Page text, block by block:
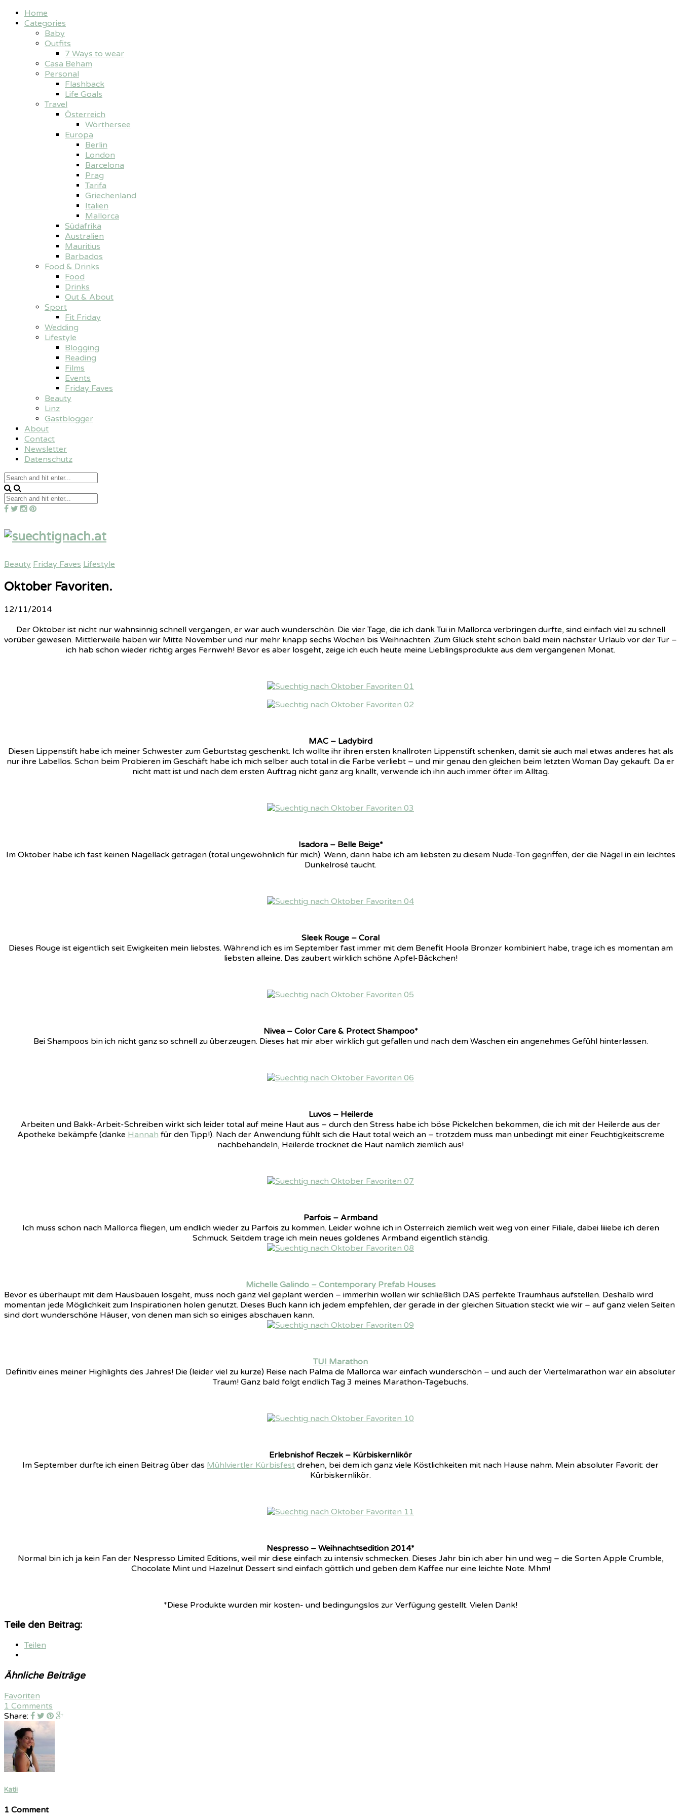
Home
Categories
Baby
Outfits
7 Ways to wear
Casa Beham
Personal
Flashback
Life Goals
Travel
Österreich
Wörthersee
Europa
Berlin
London
Barcelona
Prag
Tarifa
Griechenland
Italien
Mallorca
Südafrika
Australien
Mauritius
Barbados
Food & Drinks
Food
Drinks
Out & About
Sport
Fit Friday
Wedding
Lifestyle
Blogging
Reading
Films
Events
Friday Faves
Beauty
Linz
Gastblogger
About
Contact
Newsletter
Datenschutz
Beauty Friday Faves Lifestyle
Oktober Favoriten.
12/11/2014
Der Oktober ist nicht nur wahnsinnig schnell vergangen, er war auch wunderschön. Die vier Tage, die ich dank Tui in Mallorca verbringen durfte, sind einfach viel zu schnell
vorüber gewesen. Mittlerweile haben wir Mitte November und nur mehr knapp sechs Wochen bis Weihnachten. Zum Glück steht schon bald mein nächster Urlaub vor der Tür –
ich hab schon wieder richtig arges Fernweh! Bevor es aber losgeht, zeige ich euch heute meine Lieblingsprodukte aus dem vergangenen Monat.
MAC – Ladybird
Diesen Lippenstift habe ich meiner Schwester zum Geburtstag geschenkt. Ich wollte ihr ihren ersten knallroten Lippenstift schenken, damit sie auch mal etwas anderes hat als
nur ihre Labellos. Schon beim Probieren im Geschäft habe ich mich selber auch total in die Farbe verliebt – und mir genau den gleichen beim letzten Woman Day gekauft. Da er
nicht matt ist und nach dem ersten Auftrag nicht ganz arg knallt, verwende ich ihn auch immer öfter im Alltag.
Isadora – Belle Beige*
Im Oktober habe ich fast keinen Nagellack getragen (total ungewöhnlich für mich). Wenn, dann habe ich am liebsten zu diesem Nude-Ton gegriffen, der die Nägel in ein leichtes
Dunkelrosé taucht.
Sleek Rouge – Coral
Dieses Rouge ist eigentlich seit Ewigkeiten mein liebstes. Während ich es im September fast immer mit dem Benefit Hoola Bronzer kombiniert habe, trage ich es momentan am
liebsten alleine. Das zaubert wirklich schöne Apfel-Bäckchen!
Nivea – Color Care & Protect Shampoo*
Bei Shampoos bin ich nicht ganz so schnell zu überzeugen. Dieses hat mir aber wirklich gut gefallen und nach dem Waschen ein angenehmes Gefühl hinterlassen.
Luvos – Heilerde
Arbeiten und Bakk-Arbeit-Schreiben wirkt sich leider total auf meine Haut aus – durch den Stress habe ich böse Pickelchen bekommen, die ich mit der Heilerde aus der
Apotheke bekämpfe (danke Hannah für den Tipp!). Nach der Anwendung fühlt sich die Haut total weich an – trotzdem muss man unbedingt mit einer Feuchtigkeitscreme
nachbehandeln, Heilerde trocknet die Haut nämlich ziemlich aus!
Parfois – Armband
Ich muss schon nach Mallorca fliegen, um endlich wieder zu Parfois zu kommen. Leider wohne ich in Österreich ziemlich weit weg von einer Filiale, dabei liiiebe ich deren
Schmuck. Seitdem trage ich mein neues goldenes Armband eigentlich ständig.
Michelle Galindo – Contemporary Prefab Houses
Bevor es überhaupt mit dem Hausbauen losgeht, muss noch ganz viel geplant werden – immerhin wollen wir schließlich DAS perfekte Traumhaus aufstellen. Deshalb wird
momentan jede Möglichkeit zum Inspirationen holen genutzt. Dieses Buch kann ich jedem empfehlen, der gerade in der gleichen Situation steckt wie wir – auf ganz vielen Seiten
sind dort wunderschöne Häuser, von denen man sich so einiges abschauen kann.
TUI Marathon
Definitiv eines meiner Highlights des Jahres! Die (leider viel zu kurze) Reise nach Palma de Mallorca war einfach wunderschön – und auch der Viertelmarathon war ein absoluter
Traum! Ganz bald folgt endlich Tag 3 meines Marathon-Tagebuchs.
Erlebnishof Reczek – Kürbiskernlikör
Im September durfte ich einen Beitrag über das Mühlviertler Kürbisfest drehen, bei dem ich ganz viele Köstlichkeiten mit nach Hause nahm. Mein absoluter Favorit: der
Kürbiskernlikör.
Nespresso – Weihnachtsedition 2014*
Normal bin ich ja kein Fan der Nespresso Limited Editions, weil mir diese einfach zu intensiv schmecken. Dieses Jahr bin ich aber hin und weg – die Sorten Apple Crumble,
Chocolate Mint und Hazelnut Dessert sind einfach göttlich und geben dem Kaffee nur eine leichte Note. Mhm!
*Diese Produkte wurden mir kosten- und bedingungslos zur Verfügung gestellt. Vielen Dank!
Teile den Beitrag:
Teilen
Ähnliche Beiträge
Favoriten
1 Comments
Share:
Katii
1 Comment